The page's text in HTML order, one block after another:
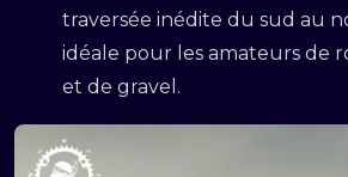
traversée inédite du sud au
idéale pour les amateurs de
et de gravel.